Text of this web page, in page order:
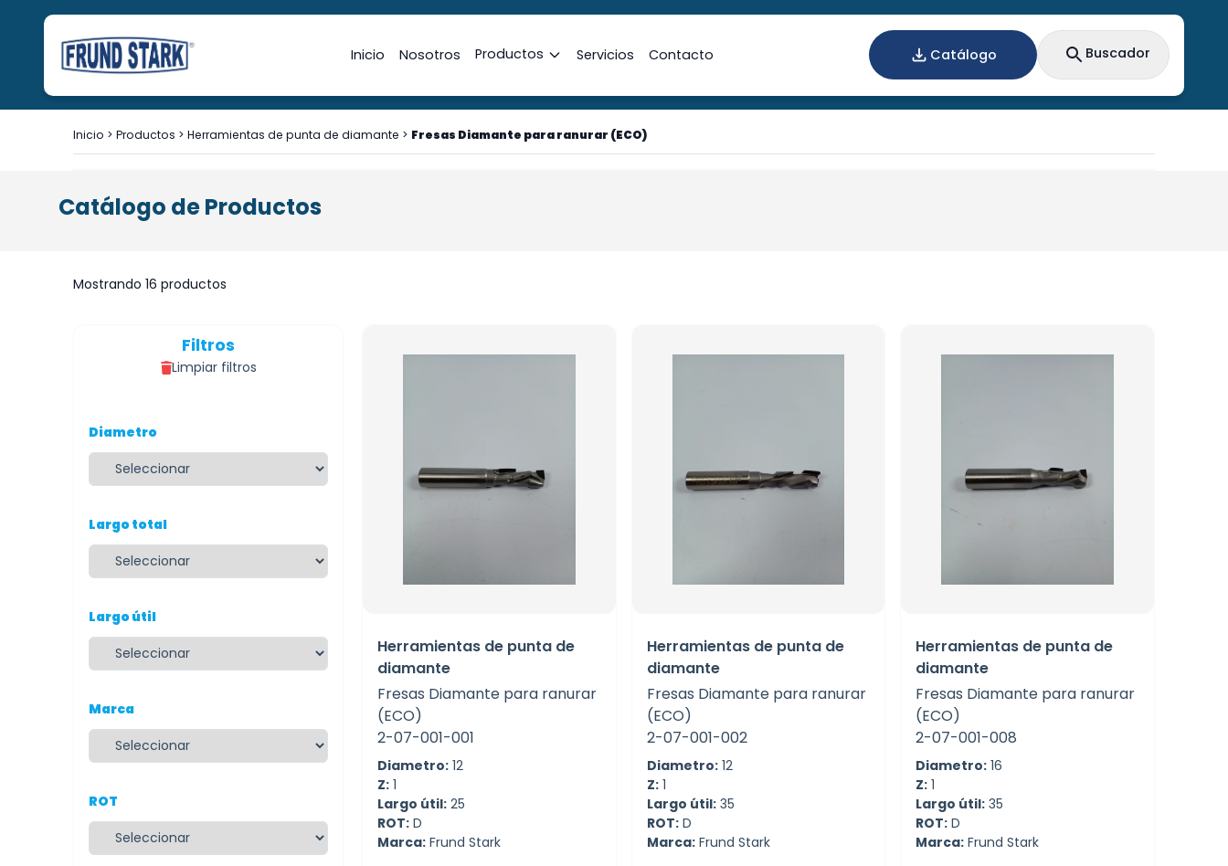
Inicio Nosotros Productos Servicios Contacto Catálogo Buscador
Inicio > Productos > Herramientas de punta de diamante > Fresas Diamante para ranurar (ECO)
Catálogo de Productos
Mostrando 16 productos
Filtros
Limpiar filtros
Diametro
Largo total
Largo útil
Marca
ROT
Herramientas de punta de
diamante
Fresas Diamante para ranurar
(ECO)
2-07-001-001
Diametro: 12
Z: 1
Largo útil: 25
ROT: D
Marca: Frund Stark
Herramientas de punta de
diamante
Fresas Diamante para ranurar
(ECO)
2-07-001-002
Diametro:12
Z:1
Largo útil:35
ROT:D
Marca:Frund Stark
Herramientas de punta de
diamante
Fresas Diamante para ranurar
(ECO)
2-07-001-008
Diametro: 16
Z: 1
Largo útil: 35
ROT: D
Marca: Frund Stark